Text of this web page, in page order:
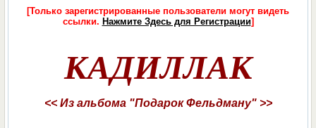
[Только зарегистрированные пользователи могут видеть
ссылки. Нажмите Здесь для Регистрации]
КАДИЛЛАК
<< Из альбома "Подарок Фельдману" >>